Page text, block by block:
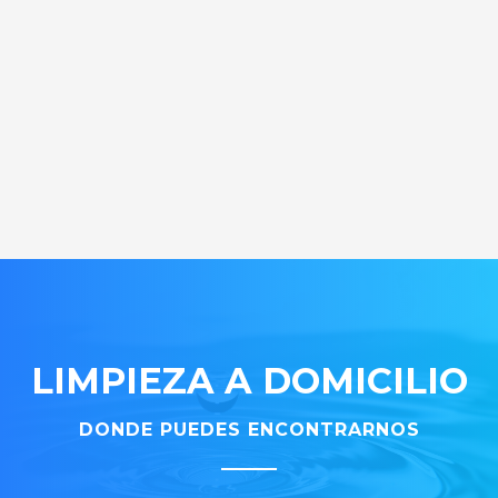
LIMPIEZA A DOMICILIO
DONDE PUEDES ENCONTRARNOS